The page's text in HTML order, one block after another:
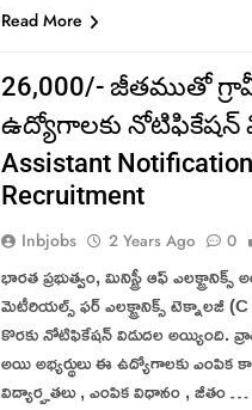
Read More
26,000/- జీతముతో
ఉద్యోగాలకు నోటిఫికేషన్
Assistant
Recruitment
Inbjobs 2 Years Ago 0
భారత ప్రభుత్వం, మినిస్ట్రీ ఆఫ్
మెటీరియల్స్ ఫర్ ఎలక్ట్రానిక్స్ టెక్నాలజీ (C
కొరకు నోటిఫికేషన్ విడుదల అయ్యింది.
అయి అభ్యర్థులు ఈ ఉద్యోగాలకు ఎంపిక
విద్యార్హతలు , ఎంపిక విధానం , జీతం …